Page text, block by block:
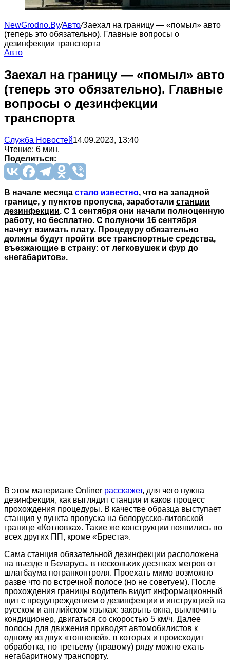
NewGrodno.By/Авто/Заехал на границу — «помыл» авто
(теперь это обязательно). Главные вопросы о
дезинфекции транспорта
Авто
Заехал на границу — «помыл» авто
(теперь это обязательно). Главные
вопросы о дезинфекции
транспорта
Служба Новостей14.09.2023, 13:40
Чтение: 6 мин.
Поделиться:
В начале месяца стало известно, что на западной
границе, у пунктов пропуска, заработали станции
дезинфекции. С 1 сентября они начали полноценную
работу, но бесплатно. С полуночи 16 сентября
начнут взимать плату. Процедуру обязательно
должны будут пройти все транспортные средства,
въезжающие в страну: от легковушек и фур до
«негабаритов».
В этом материале Onliner расскажет, для чего нужна
дезинфекция, как выглядит станция и каков процесс
прохождения процедуры. В качестве образца выступает
станция у пункта пропуска на белорусско-литовской
границе «Котловка». Такие же конструкции появились во
всех других ПП, кроме «Бреста».
Сама станция обязательной дезинфекции расположена
на въезде в Беларусь, в нескольких десятках метров от
шлагбаума погранконтроля. Проехать мимо возможно
разве что по встречной полосе (но не советуем). После
прохождения границы водитель видит информационный
щит с предупреждением о дезинфекции и инструкцией на
русском и английском языках: закрыть окна, выключить
кондиционер, двигаться со скоростью 5 км/ч. Далее
полосы для движения приводят автомобилистов к
одному из двух «тоннелей», в которых и происходит
обработка, по третьему (правому) ряду можно ехать
негабаритному транспорту.